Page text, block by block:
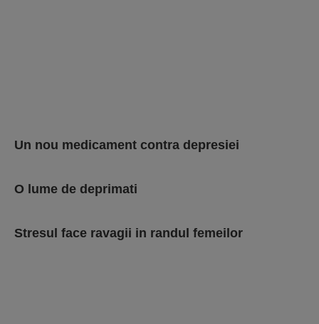
Un nou medicament contra depresiei
O lume de deprimati
Stresul face ravagii in randul femeilor